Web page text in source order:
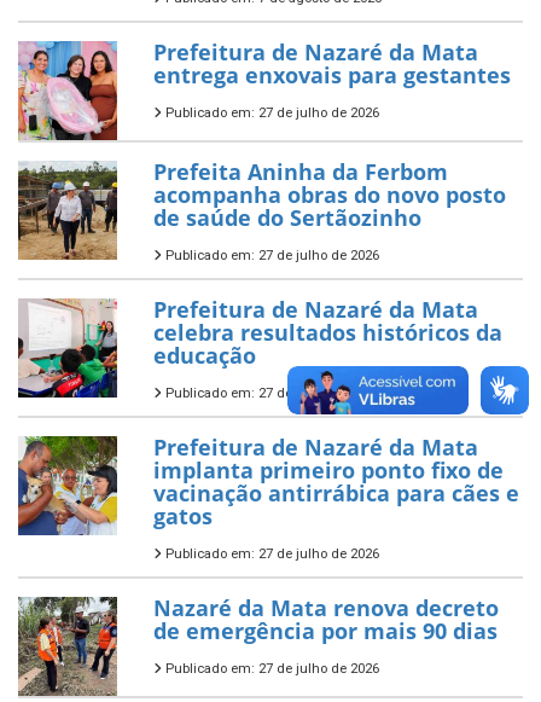
Prefeitura de Nazaré da Mata
entrega enxovais para gestantes
Publicado em: 27 de julho de 2026
Prefeita Aninha da Ferbom
acompanha obras do novo posto
de saúde do Sertãozinho
Publicado em: 27 de julho de 2026
Prefeitura de Nazaré da Mata
celebra resultados históricos da
educação
Publicado em: 27 de julho de 2026
Prefeitura de Nazaré da Mata
implanta primeiro ponto fixo de
vacinação antirrábica para cães e
gatos
Publicado em: 27 de julho de 2026
Nazaré da Mata renova decreto
de emergência por mais 90 dias
Publicado em: 27 de julho de 2026